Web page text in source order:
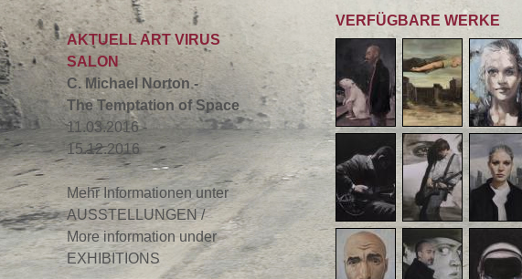
AKTUELL ART VIRUS
SALON
C. Michael Norton -
The Temptation of Space
11.03.2016 -
15.12.2016
Mehr Informationen unter
AUSSTELLUNGEN /
More information under
EXHIBITIONS
VERFÜGBARE WERKE